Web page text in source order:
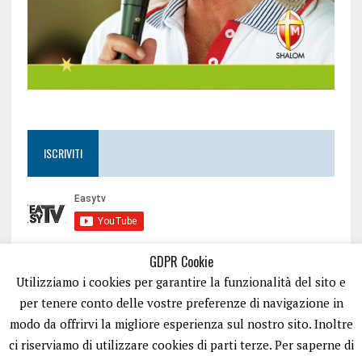
ISCRIVITI
GDPR Cookie
Utilizziamo i cookies per garantire la funzionalità del sito e
per tenere conto delle vostre preferenze di navigazione in
modo da offrirvi la migliore esperienza sul nostro sito. Inoltre
ci riserviamo di utilizzare cookies di parti terze. Per saperne di